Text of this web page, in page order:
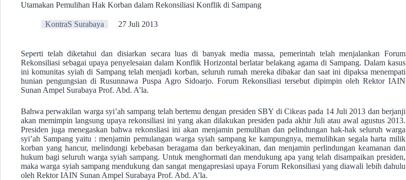
Utamakan Pemulihan Hak Korban dalam Rekonsiliasi Konflik di Sampang
KontraS Surabaya 27 Juli 2013
Seperti telah diketahui dan disiarkan secara luas di banyak media massa, pemerintah telah menjalankan Forum
Rekonsiliasi sebagai upaya penyelesaian dalam Konflik Horizontal berlatar belakang agama di Sampang. Dalam kasus
ini komunitas syiah di Sampang telah menjadi korban, seluruh rumah mereka dibakar dan saat ini dipaksa menempati
hunian pengungsian di Rusunnawa Puspa Agro Sidoarjo. Forum Rekonsiliasi tersebut dipimpin oleh Rektor IAIN
Sunan Ampel Surabaya Prof. Abd. A’la.
Bahwa perwakilan warga syi’ah sampang telah bertemu dengan presiden SBY di Cikeas pada 14 Juli 2013 dan berjanji
akan memimpin langsung upaya rekonsiliasi ini yang akan dilakukan presiden pada akhir Juli atau awal agustus 2013.
Presiden juga menegaskan bahwa rekonsliasi ini akan menjamin pemulihan dan pelindungan hak-hak seluruh warga
syi’ah Sampang yaitu : menjamin pemulangan warga syiah sampang ke kampungnya, memulihkan segala harta milik
korban yang hancur, melindungi kebebasan beragama dan berkeyakinan, dan menjamin perlindungan keamanan dan
hukum bagi seluruh warga syiah sampang. Untuk menghormati dan mendukung apa yang telah disampaikan presiden,
maka warga syiah sampang mendukung dan sangat mengapresiasi upaya Forum Rekonsiliasi yang diawali lebih dahulu
oleh Rektor IAIN Sunan Ampel Surabaya Prof. Abd. A’la.